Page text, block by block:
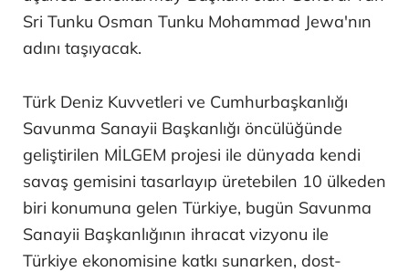
Sri Tunku Osman Tunku Mohammad Jewa'nın
adını taşıyacak.
Türk Deniz Kuvvetleri ve Cumhurbaşkanlığı
Savunma Sanayii Başkanlığı öncülüğünde
geliştirilen MİLGEM projesi ile dünyada kendi
savaş gemisini tasarlayıp üretebilen 10 ülkeden
biri konumuna gelen Türkiye, bugün Savunma
Sanayii Başkanlığının ihracat vizyonu ile
Türkiye ekonomisine katkı sunarken, dost-